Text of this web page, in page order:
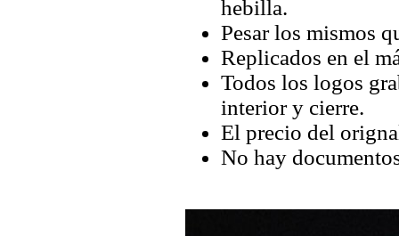
hebilla.
Pesar los mismos
Replicados en el
Todos los logos
interior y cierre.
El precio del
No hay